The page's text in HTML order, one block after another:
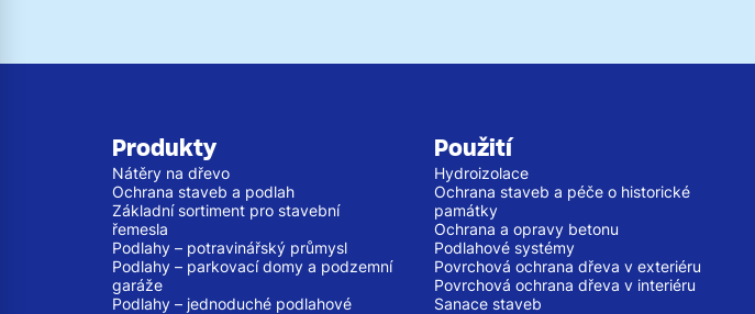
Produkty
Nátěry na dřevo
Ochrana staveb a podlah
Základní sortiment pro stavební
řemesla
Podlahy – potravinářský průmysl
Podlahy – parkovací domy a podzemní
garáže
Podlahy – jednoduché podlahové
Použití
Hydroizolace
Ochrana staveb a péče o historické
památky
Ochrana a opravy betonu
Podlahové systémy
Povrchová ochrana dřeva v exteriéru
Povrchová ochrana dřeva v interiéru
Sanace staveb